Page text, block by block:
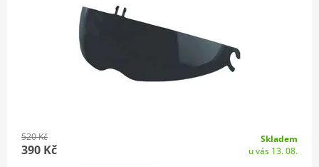
520 Kč
390 Kč
Skladem
u vás 13. 08.